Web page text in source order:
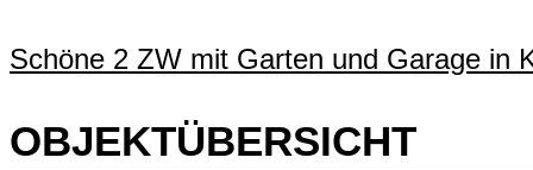
Schöne 2 ZW mit Garten und Garage in
OBJEKTÜBERSICHT